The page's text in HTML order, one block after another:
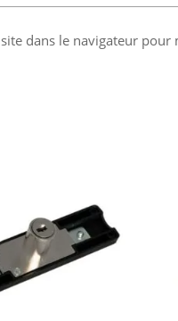
dans le navigateur